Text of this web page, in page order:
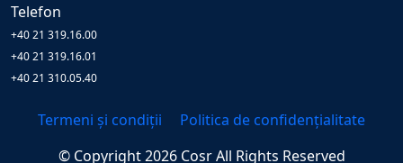
Telefon
+40 21 319.16.00
+40 21 319.16.01
+40 21 310.05.40
Termeni și condiții
Politica de confidențialitate
© Copyright2026 CosrAll Rights Reserved